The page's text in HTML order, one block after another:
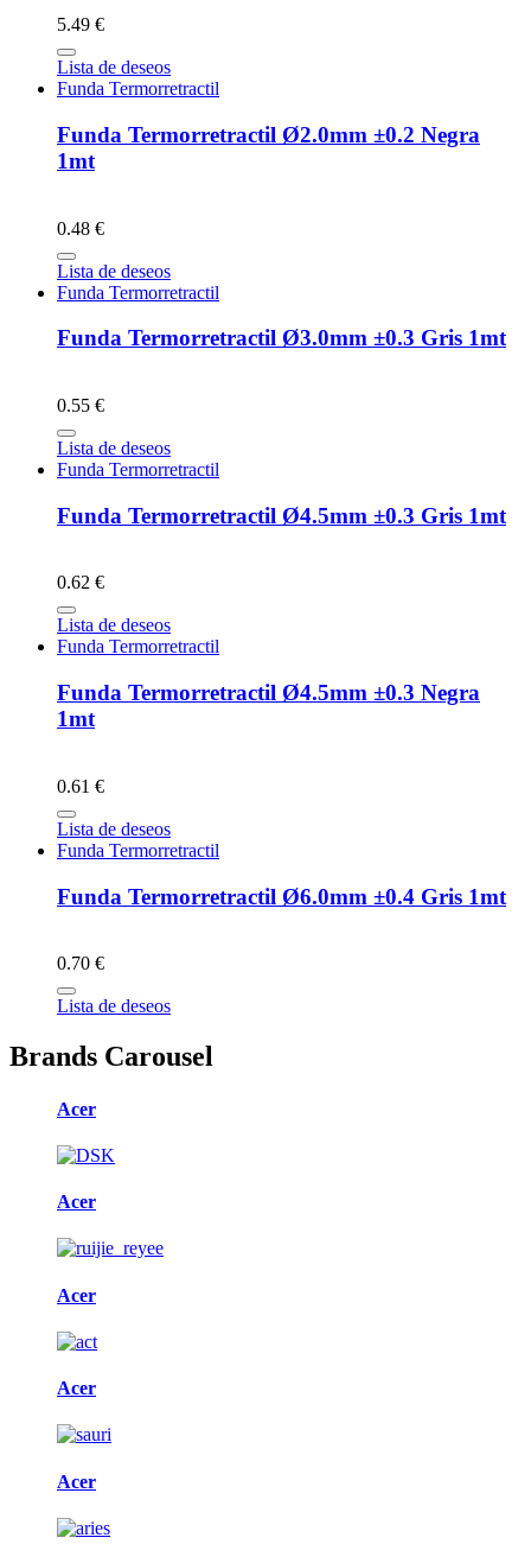
5.49 €
Lista de deseos
Funda Termorretractil
Funda Termorretractil Ø2.0mm ±0.2 Negra
1mt
0.48 €
Lista de deseos
Funda Termorretractil
Funda Termorretractil Ø3.0mm ±0.3 Gris 1mt
0.55 €
Lista de deseos
Funda Termorretractil
Funda Termorretractil Ø4.5mm ±0.3 Gris 1mt
0.62 €
Lista de deseos
Funda Termorretractil
Funda Termorretractil Ø4.5mm ±0.3 Negra
1mt
0.61 €
Lista de deseos
Funda Termorretractil
Funda Termorretractil Ø6.0mm ±0.4 Gris 1mt
0.70 €
Lista de deseos
Brands Carousel
Acer
Acer
Acer
Acer
Acer